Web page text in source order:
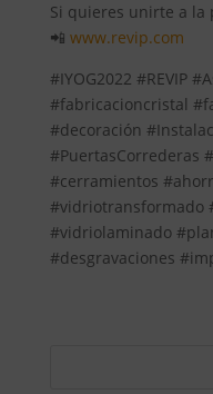
Si quieres unirte a la
📲 www.revip.com
#IYOG2022 #REVIP
#fabricacioncristal
#decoración
#PuertasCorrederas
#cerramientos
#vidriotransformado
#vidriolaminado
#desgravaciones